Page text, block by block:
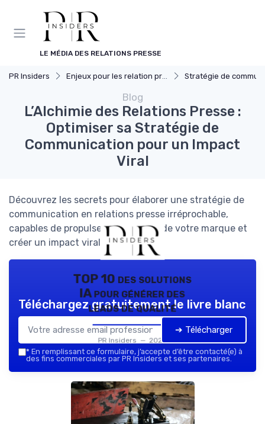
LE MÉDIA DES RELATIONS PRESSE
PR Insiders Enjeux pour les relation presse Stratégie de
Blog
L’Alchimie des Relations Presse :
Optimiser sa Stratégie de
Communication pour un Impact
Viral
Découvrez les secrets pour élaborer une stratégie de
communication en relations presse irréprochable,
capables de propulser la notoriété de votre marque et
créer un impact viral.
TOP 10 des solutions
IA pour générer des
leads de qualité
PR Insiders — 2026
Téléchargez gratuitement le livre blanc
➔ Télécharger
* En remplissant ce formulaire, j’accepte d’être contacté(e) à
des fins commerciales par PR Insiders et ses partenaires.